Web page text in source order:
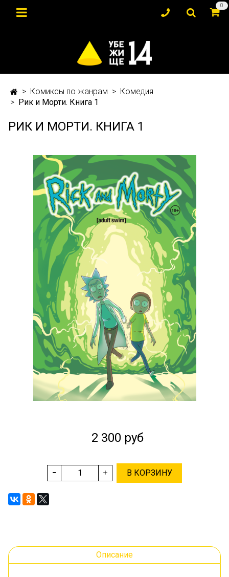
0
Комиксы по жанрам
Комедия
Рик и Морти. Книга 1
РИК И МОРТИ. КНИГА 1
2 300 руб
В КОРЗИНУ
Описание